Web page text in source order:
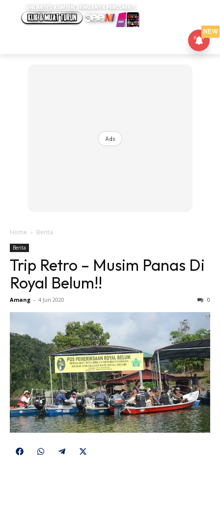
Ads
Home Berita
Berita
Trip Retro – Musim Panas Di
Royal Belum!!
Amang - 4 Jun 2020 0
Share
Share
Share
NEW